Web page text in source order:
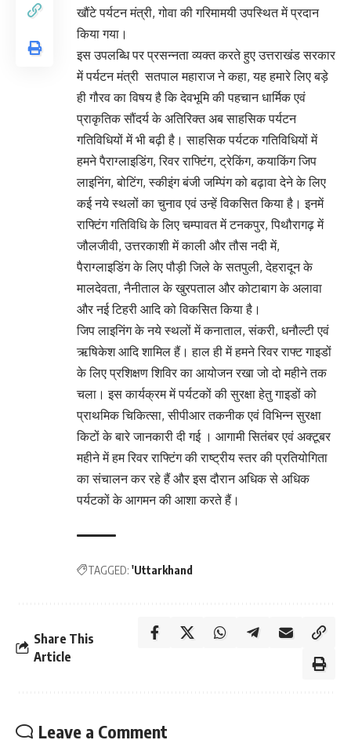
खौंटे पर्यटन मंत्री, गोवा की गरिमामयी उपस्थित में प्रदान
किया गया।
इस उपलब्धि पर प्रसन्नता व्यक्त करते हुए उत्तराखंड सरकार
में पर्यटन मंत्री सतपाल महाराज ने कहा, यह हमारे लिए बड़े
ही गौरव का विषय है कि देवभूमि की पहचान धार्मिक एवं
प्राकृतिक सौंदर्य के अतिरिक्त अब साहसिक पर्यटन
गतिविधियों में भी बढ़ी है। साहसिक पर्यटक गतिविधियों में
हमने पैराग्लाइडिंग, रिवर राफ्टिंग, ट्रेकिंग, कयाकिंग जिप
लाइनिंग, बोटिंग, स्कीइंग बंजी जम्पिंग को बढ़ावा देने के लिए
कई नये स्थलों का चुनाव एवं उन्हें विकसित किया है। इनमें
राफ्टिंग गतिविधि के लिए चम्पावत में टनकपुर, पिथौरागढ़ में
जौलजीवी, उत्तरकाशी में काली और तौस नदी में,
पैराग्लाइडिंग के लिए पौड़ी जिले के सतपुली, देहरादून के
मालदेवता, नैनीताल के खुरपताल और कोटाबाग के अलावा
और नई टिहरी आदि को विकसित किया है।
जिप लाइनिंग के नये स्थलों में कनाताल, संकरी, धनौल्टी एवं
ऋषिकेश आदि शामिल हैं। हाल ही में हमने रिवर राफ्ट गाइडों
के लिए प्रशिक्षण शिविर का आयोजन रखा जो दो महीने तक
चला। इस कार्यक्रम में पर्यटकों की सुरक्षा हेतु गाइडों को
प्राथमिक चिकित्सा, सीपीआर तकनीक एवं विभिन्न सुरक्षा
किटों के बारे जानकारी दी गई । आगामी सितंबर एवं अक्टूबर
महीने में हम रिवर राफ्टिंग की राष्ट्रीय स्तर की प्रतियोगिता
का संचालन कर रहे हैं और इस दौरान अधिक से अधिक
पर्यटकों के आगमन की आशा करते हैं।
TAGGED: 'Uttarkhand
Share This
Article
Leave a Comment